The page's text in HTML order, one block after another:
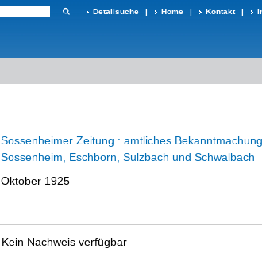
Detailsuche | Home | Kontakt |
Sossenheimer Zeitung : amtliches
Sossenheim, Eschborn, Sulzbach und Schwalbach
Oktober 1925
Kein Nachweis verfügbar